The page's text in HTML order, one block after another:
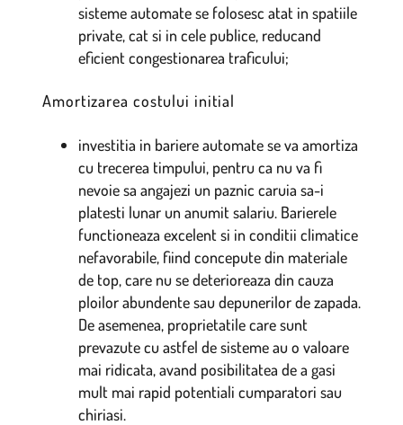
sisteme automate se folosesc atat in spatiile
private, cat si in cele publice, reducand
eficient congestionarea traficului;
Amortizarea costului initial
investitia in bariere automate se va amortiza
cu trecerea timpului, pentru ca nu va fi
nevoie sa angajezi un paznic caruia sa-i
platesti lunar un anumit salariu. Barierele
functioneaza excelent si in conditii climatice
nefavorabile, fiind concepute din materiale
de top, care nu se deterioreaza din cauza
ploilor abundente sau depunerilor de zapada.
De asemenea, proprietatile care sunt
prevazute cu astfel de sisteme au o valoare
mai ridicata, avand posibilitatea de a gasi
mult mai rapid potentiali cumparatori sau
chiriasi.